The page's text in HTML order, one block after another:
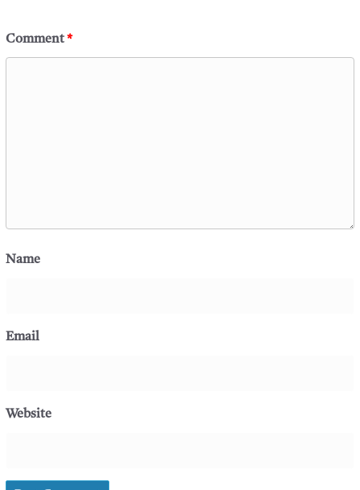
Comment*
Name
Email
Website